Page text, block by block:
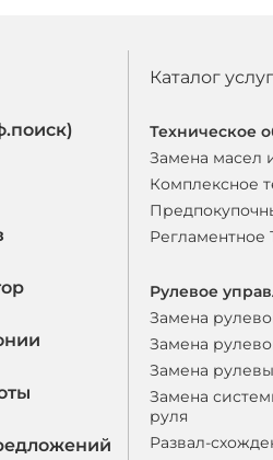
Каталог
Техническое
Замена масел
Комплексное
Регламентное
Рулевое
Замена
Замена
Замена
Замена
руля
Развал-